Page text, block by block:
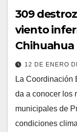
309
viento
Chihuahua
12 DE ENERO
La Coordinación
da a conocer los
municipales de
condiciones